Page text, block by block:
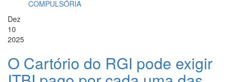
COMPULSÓRIA
Dez
10
2025
O Cartório do RGI pode exigir